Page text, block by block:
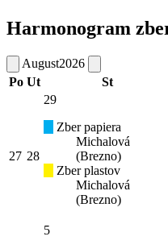
Harmonogram
August2026
Po Ut St
27 28
29
Zber papiera
Michalová
(Brezno)
Zber plastov
Michalová
(Brezno)
5